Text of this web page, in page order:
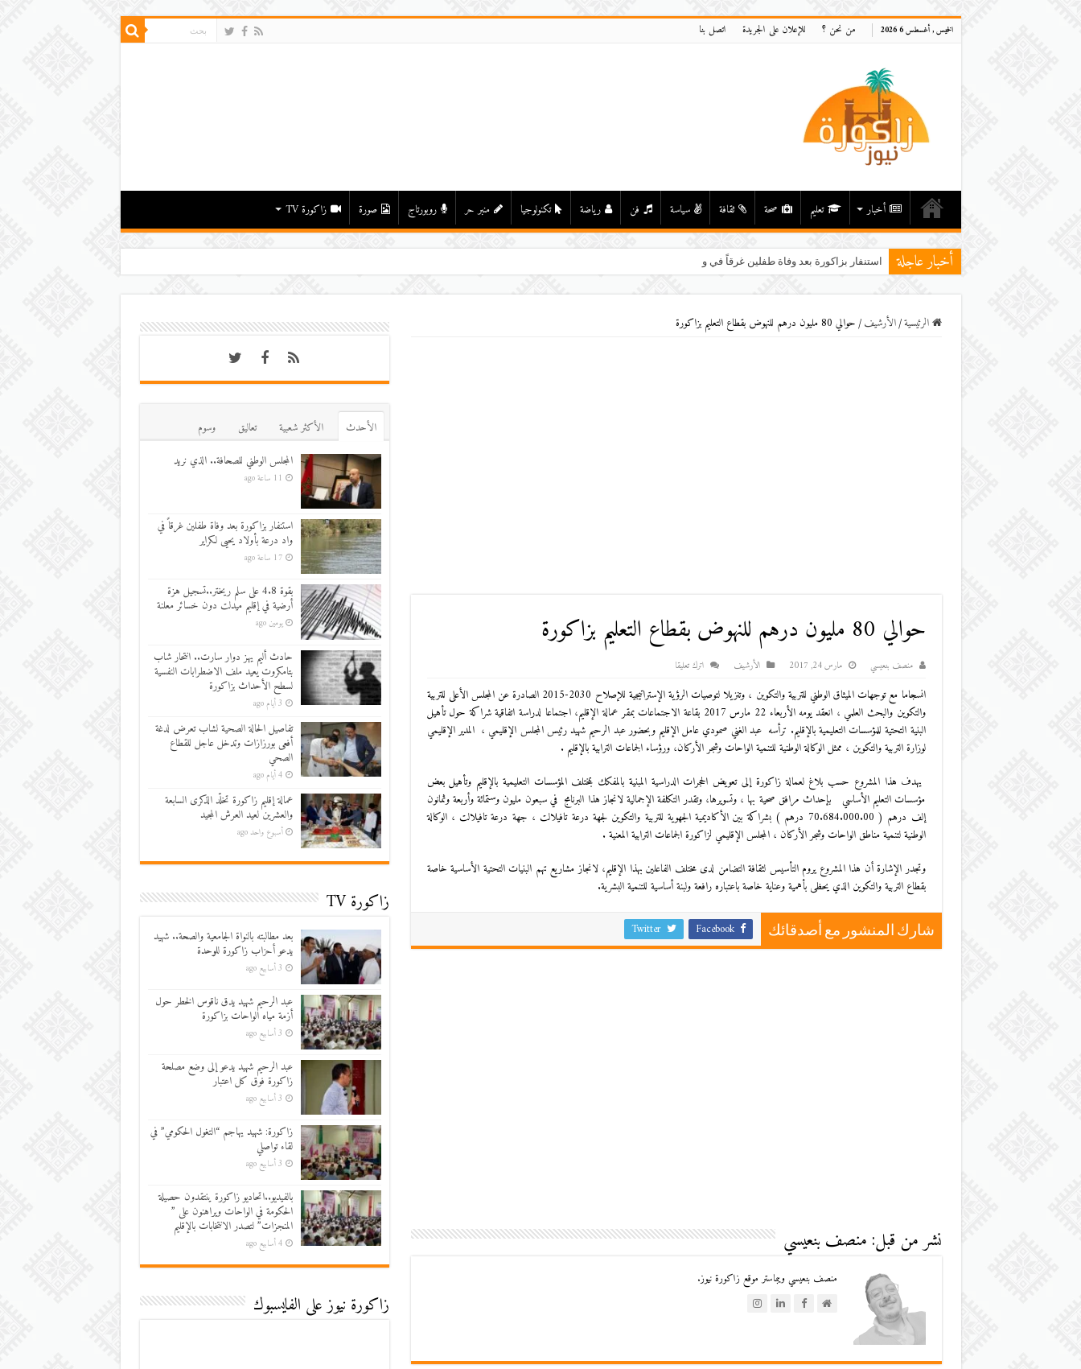
الخميس , أغسطس 6 2026 من نحن ؟ للإعلان على الجريدة اتصل بنا
أخبار تعليم صحة ثقافة سياسة فن رياضة تكنولوجيا منبر حر روبورتاج صورة زاكورة TV
أخبار عاجلة استنفار بزاكورة بعد وفاة طفلين غرقاً في واد درعة بأولاد يحيى لكرا
الرئيسية/اﻷرشيف/حوالي 80 مليون درهم للنهوض بقطاع التعليم بزاكورة
حوالي 80 مليون درهم للنهوض بقطاع التعليم بزاكورة
منصف بنعيسي مارس 24, 2017 اﻷرشيف اترك تعليقا
انسجاما مع توجهات الميثاق الوطني للتربية والتكوين ، وتنزيلا لتوصيات الرؤية الإستراتيجية للإصلاح 2030-2015 الصادرة عن المجلس الأعلى للتربية
والتكوين والبحث العلمي ، انعقد يومه الأربعاء 22 مارس 2017 بقاعة الاجتماعات بمقر عمالة الإقليم، اجتماعا لدراسة اتفاقية شراكة حول تأهيل
البنية التحتية للمؤسسات التعليمية بالإقليم. ترأسه عبد الغني صمودي عامل الإقليم وبحضور عبد الرحيم شهيد رئيس المجلس الإقليمي ، المدير الإقليمي
لوزارة التربية والتكوين ، ممثل الوكالة الوطنية للتنمية الواحات وشجر الأركان، ورؤساء الجماعات الترابية بالإقليم .
يهدف هذا المشروع حسب بلاغ لعمالة زاكورة إلى تعويض الحجرات الدراسية المبنية بالمفكك بمختلف المؤسسات التعليمية بالإقليم وتأهيل بعض
مؤسسات التعليم الأساسي بإحداث مرافق صحية بها ، وتسويرها، وتقدر التكلفة الإجمالية لانجاز هذا البرنامج في سبعون مليون وستمائة وأربعة وثمانون
إلف درهم ( 70.684.000.00 درهم ) بشراكة بين الأكاديمية الجهوية للتربية والتكوين لجهة درعة تافيلالت ، جهة درعة تافيلالت ، الوكالة
الوطنية لتنمية مناطق الواحات وشجر الأركان ، المجلس الإقليمي لزاكورة الجماعات الترابية المعنية .
وتجدر الإشارة أن هذا المشروع يروم التأسيس لثقافة التضامن لدى مختلف الفاعلين بهذا الإقليم، لانجاز مشاريع تهم البنيات التحتية الأساسية خاصة
بقطاع التربية والتكوين الذي يحظى بأهمية وعناية خاصة باعتباره رافعة ولبنة أساسية للتنمية البشرية.
شارك المنشور مع أصدقائك Facebook
Twitter
نشر من قبل: منصف بنعيسي
منصف بنعيسي ويبماستر موقع زاكورة نيوز.
اﻷحدث اﻷكثر شعبية تعاليق
وسوم
المجلس الوطني للصحافة.. الذي نريد
11 ساعة ago
استنفار بزاكورة بعد وفاة طفلين غرقاً في
واد درعة بأولاد يحيى لكراير
17 ساعة ago
بقوة 4.8 على سلم ريختر..تسجيل هزة
أرضية في إقليم ميدلت دون خسائر معلنة
يومين ago
حادث أليم يهز دوار سارت.. انتحار شاب
بتامكروت يعيد ملف الاضطرابات النفسية
لسطح الأحداث بزاكورة
3 أيام ago
تفاصيل الحالة الصحية لشاب تعرض لدغة
أفعى بورزازات وتدخل عاجل للقطاع
الصحي
4 أيام ago
عمالة إقليم زاكورة تخلّد الذكرى السابعة
والعشرين لعيد العرش المجيد
أسبوع واحد ago
زاكورة TV
بعد مطالبته بالنواة الجامعية والصحة.. شهيد
يدعو أحزاب زاكورة للوحدة
3 أسابيع ago
عبد الرحيم شهيد يدق ناقوس الخطر حول
أزمة مياه الواحات بزاكورة
3 أسابيع ago
عبد الرحيم شهيد يدعو إلى وضع مصلحة
زاكورة فوق كل اعتبار
3 أسابيع ago
زاكورة: شهيد يهاجم “التغول الحكومي” في
لقاء تواصلي
3 أسابيع ago
بالفيديو..اتحاديو زاكورة ينتقدون حصيلة
الحكومة في الواحات ويراهنون على ”
المنجزات” لتصدر الانتخابات بالإقليم
4 أسابيع ago
زاكورة نيوز على الفايسبوك